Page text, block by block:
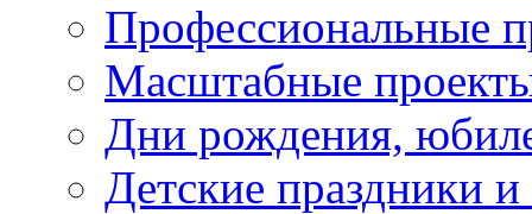
Профессиональные
Масштабные
Дни рождения,
Детские праздники